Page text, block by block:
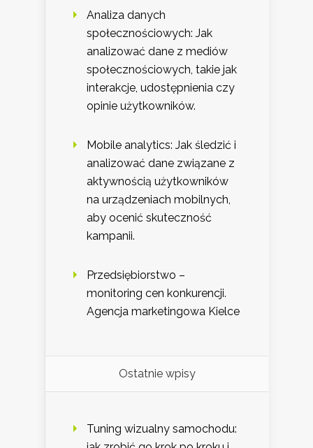
Analiza danych
społecznościowych: Jak
analizować dane z mediów
społecznościowych, takie jak
interakcje, udostępnienia czy
opinie użytkowników.
Mobile analytics: Jak śledzić i
analizować dane związane z
aktywnością użytkowników
na urządzeniach mobilnych,
aby ocenić skuteczność
kampanii.
Przedsiębiorstwo –
monitoring cen konkurencji.
Agencja marketingowa Kielce
Ostatnie wpisy
Tuning wizualny samochodu: